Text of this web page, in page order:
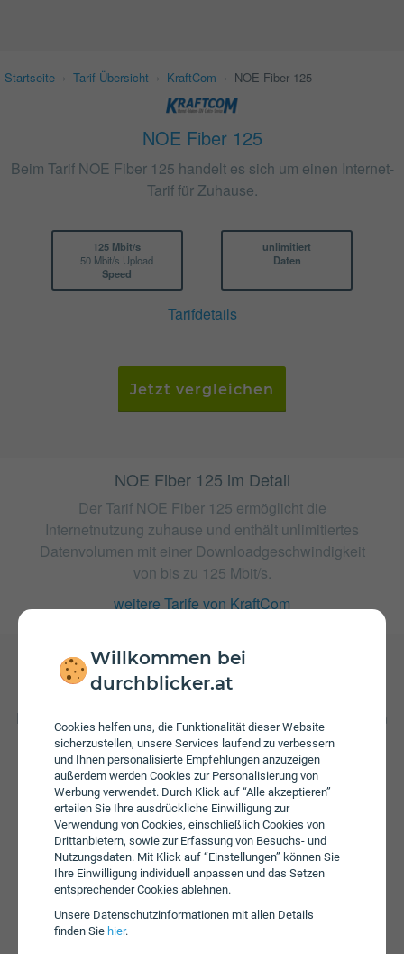
Willkommen bei
durchblicker.at
Cookies helfen uns, die Funktionalität dieser Website
sicherzustellen, unsere Services laufend zu verbessern
und Ihnen personalisierte Empfehlungen anzuzeigen
außerdem werden Cookies zur Personalisierung von
Werbung verwendet. Durch Klick auf “Alle akzeptieren”
erteilen Sie Ihre ausdrückliche Einwilligung zur
Verwendung von Cookies, einschließlich Cookies von
Drittanbietern, sowie zur Erfassung von Besuchs- und
Nutzungsdaten. Mit Klick auf “Einstellungen” können Sie
Ihre Einwilligung individuell anpassen und das Setzen
entsprechender Cookies ablehnen.
Unsere Daten­schutz­informationen mit allen Details
finden Sie hier.
Startseite Tarif-Übersicht KraftCom NOE Fiber 125
NOE Fiber 125
Beim Tarif NOE Fiber 125 handelt es sich um einen Internet-
Tarif für Zuhause.
125 Mbit/s
50 Mbit/s Upload
Speed
unlimitiert
Daten
Tarifdetails
Jetzt vergleichen
NOE Fiber 125 im Detail
Der Tarif NOE Fiber 125 ermöglicht die
Internetnutzung zuhause und enthält unlimitiertes
Datenvolumen mit einer Downloadgeschwindigkeit
von bis zu 125 Mbit/s.
weitere Tarife von KraftCom
Gebühren
Beim Tarif NOE Fiber 125 fallen monatliche Gebühren von
€ 41,99 an. Weiters fallen einmalige Gebühren von bis zu
€ 99,00 an.
Fristen
Der Tarif NOE Fiber 125 ist ohne Bindung oder mit 24